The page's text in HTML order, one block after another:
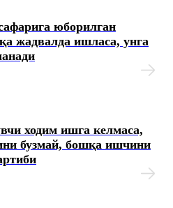
юборилган
жадвалда ишласа, унга
ходим ишга келмаса,
бузмай, бошқа ишчини